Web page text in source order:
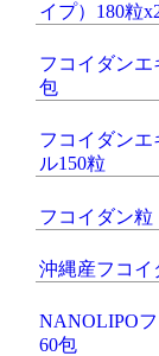
イプ）180粒
フコイダンエ
包
フコイダンエ
ル150粒
フコイダン粒
沖縄産フコイ
NANOLIPO
60包